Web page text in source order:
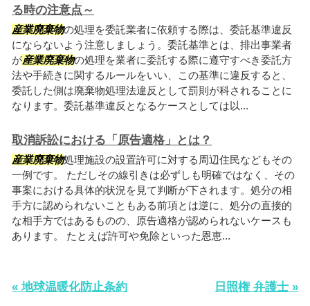
る時の注意点～
産業廃棄物の処理を委託業者に依頼する際は、委託基準違反
にならないよう注意しましょう。委託基準とは、排出事業者
が産業廃棄物の処理を業者に委託する際に遵守すべき委託方
法や手続きに関するルールをいい、この基準に違反すると、
委託した側は廃棄物処理法違反として罰則が科されることに
なります。委託基準違反となるケースとしては以...
取消訴訟における「原告適格」とは？
産業廃棄物処理施設の設置許可に対する周辺住民などもその
一例です。 ただしその線引きは必ずしも明確ではなく、その
事案における具体的状況を見て判断が下されます。処分の相
手方に認められないこともある前項とは逆に、処分の直接的
な相手方ではあるものの、原告適格が認められないケースも
あります。 たとえば許可や免除といった恩恵...
« 地球温暖化防止条約 日照権 弁護士 »